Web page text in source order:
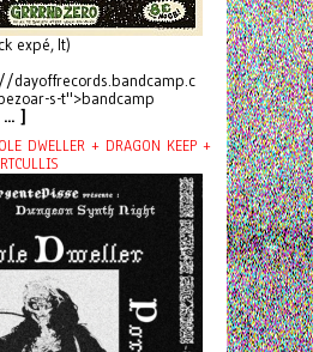
expé, It)
dayoffrecords.bandcamp.c
s-t">bandcamp
]
DWELLER + DRAGON KEEP +